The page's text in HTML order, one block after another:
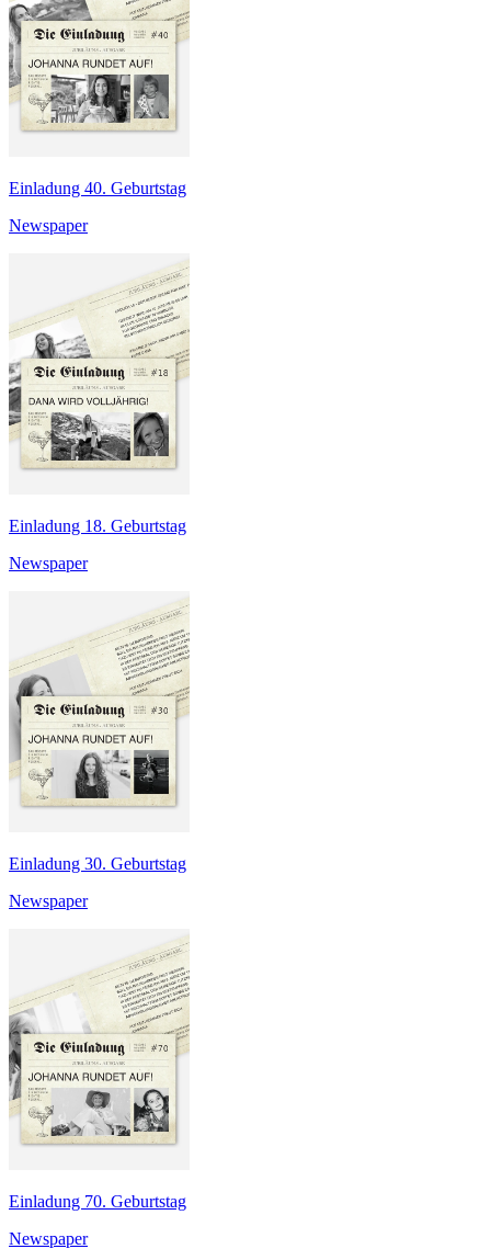
Einladung 40. Geburtstag
Newspaper
Einladung 18. Geburtstag
Newspaper
Einladung 30. Geburtstag
Newspaper
Einladung 70. Geburtstag
Newspaper